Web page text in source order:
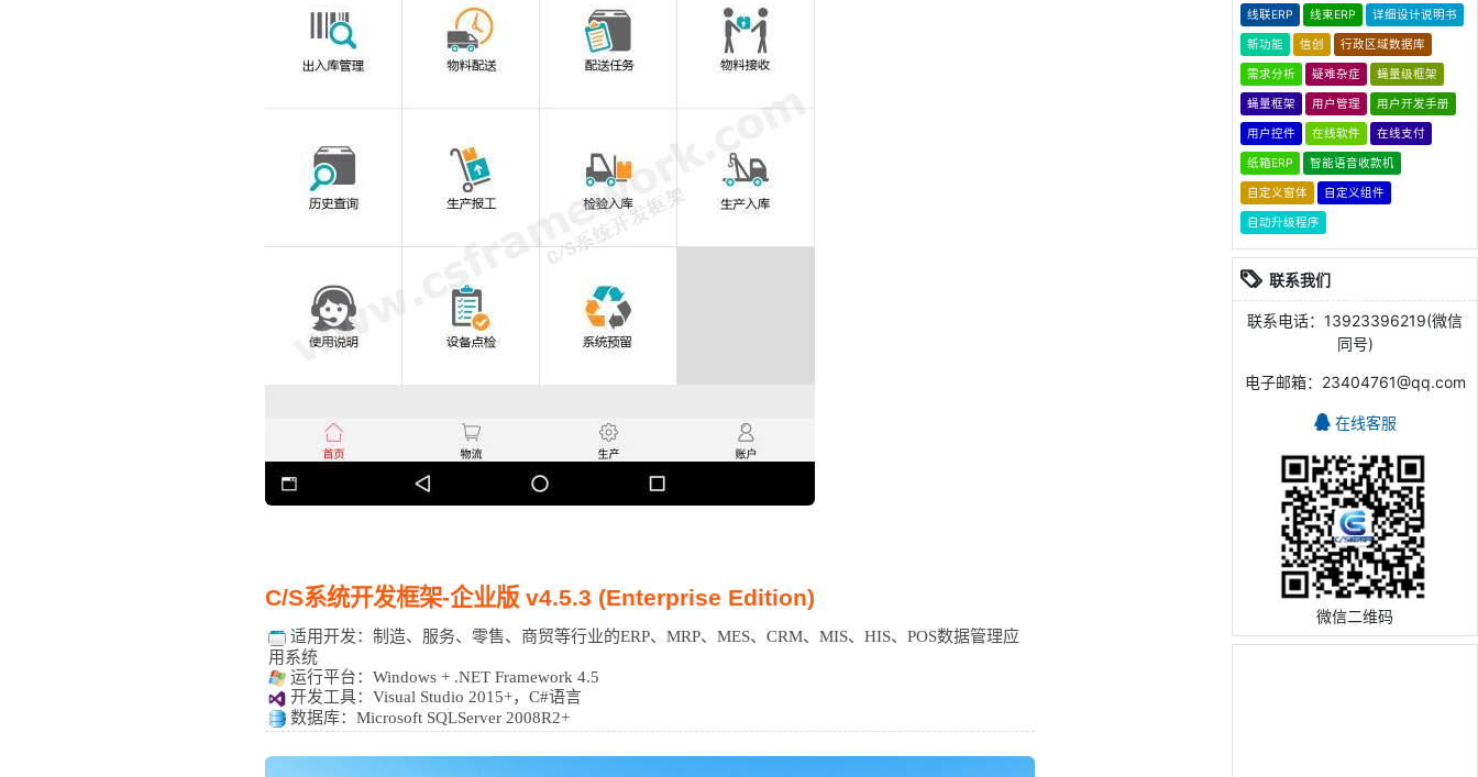
C/S系统开发框架-企业版 v4.5.3 (Enterprise Edition)
适用开发： 制造、服务、零售、商贸等行业的ERP、MRP、MES、CRM、MIS、HIS、POS数据管理应
用系统
运行平台：Windows + .NET Framework 4.5
开发工具：Visual Studio 2015+，C#语言
数据库：Microsoft SQLServer 2008R2+
线联ERP 线束ERP 详细设计说明书
新功能 信创 行政区域数据库
需求分析 疑难杂症 蝇量级框架
蝇量框架 用户管理 用户开发手册
用户控件 在线软件 在线支付
纸箱ERP 智能语音收款机
自定义窗体 自定义组件
自动升级程序
联系我们
联系电话：13923396219(微信
同号)
电子邮箱：23404761@qq.com
在线客服
微信二维码